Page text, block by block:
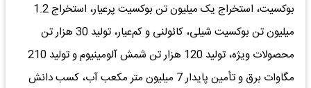
بوکسیت، استخراج یک میلیون تن بوکسیت پرعیار، استخراج 1.2
میلیون تن بوکسیت شیلی، کائولنی و کم‌عیار، تولید 30 هزار تن
محصولات ویژه، تولید 120 هزار تن شمش آلومینیوم و تولید 210
مگاوات برق و تأمین پایدار 7 میلیون متر مکعب آب، کسب دانش